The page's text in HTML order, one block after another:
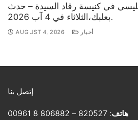
في كنيسة رقاد السيدة – حدث
بعلبك،الثلاثاء في 4 آب 2026.
AUGUST 4, 2026 أخبار
إتصل بنا
هاتف: 820527 – 806882 8 00961